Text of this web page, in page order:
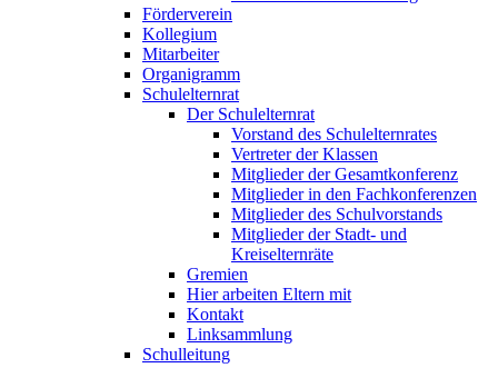
Förderverein
Kollegium
Mitarbeiter
Organigramm
Schulelternrat
Der Schulelternrat
Vorstand des Schulelternrates
Vertreter der Klassen
Mitglieder der Gesamtkonferenz
Mitglieder in den Fachkonferenzen
Mitglieder des Schulvorstands
Mitglieder der Stadt- und
Kreiselternräte
Gremien
Hier arbeiten Eltern mit
Kontakt
Linksammlung
Schulleitung